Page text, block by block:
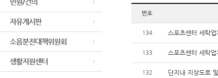
민원/건의
자유게시판
소음분진대책위원회
생활지원센터
번호
134 스포츠센터 세탁
133 스포츠센터 세탁
132 단지내 지상도로